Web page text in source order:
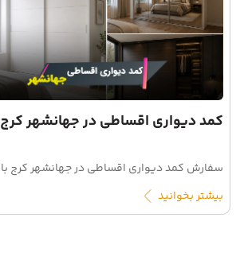
کمد دیواری اقساطی در جهانشهر کرج
بیشتر بخوانید